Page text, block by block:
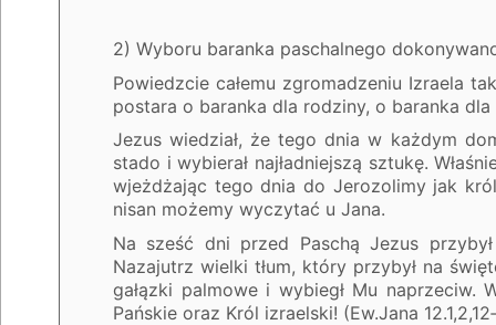
2) Wyboru baranka paschalnego
Powiedzcie całemu zgromadzeniu Izraela
postara o baranka dla rodziny, o baranka dla
Jezus wiedział, że tego dnia w każdym
stado i wybierał najładniejszą sztukę.
wjeżdżając tego dnia do Jerozolimy jak
nisan możemy wyczytać u Jana.
Na sześć dni przed Paschą Jezus
Nazajutrz wielki tłum, który przybył na
gałązki palmowe i wybiegł Mu naprzeciw.
Pańskie oraz Król izraelski! (Ew.Jana